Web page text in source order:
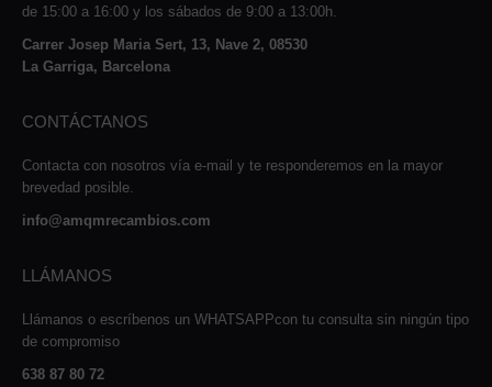
de 15:00 a 16:00 y los sábados de 9:00 a 13:00h.
Carrer Josep Maria Sert, 13, Nave 2, 08530
La Garriga, Barcelona
CONTÁCTANOS
Contacta con nosotros vía e-mail y te responderemos en la mayor
brevedad posible.
info@amqmrecambios.com
LLÁMANOS
Llámanos o escríbenos un WHATSAPPcon tu consulta sin ningún tipo
de compromiso
638 87 80 72